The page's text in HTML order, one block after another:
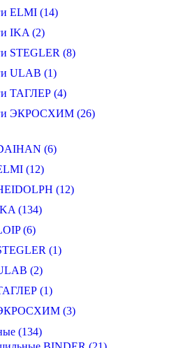
ELMI (14)
IKA (2)
STEGLER (8)
ULAB (1)
ТАГЛЕР (4)
ЭКРОСХИМ (26)
(6)
(12)
(12)
(134)
(6)
(1)
(2)
(1)
(3)
(134)